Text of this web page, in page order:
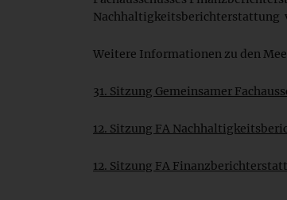
Nachhaltigkeitsberichterstattung
Weitere Informationen zu den
31. Sitzung Gemeinsamer
12. Sitzung FA
12. Sitzung FA